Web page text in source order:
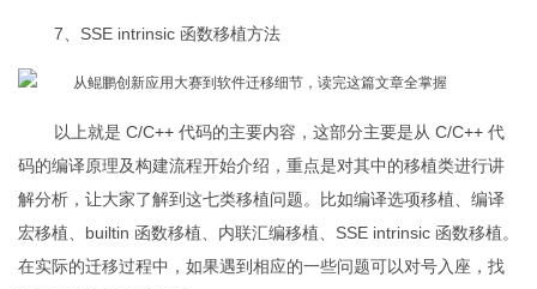
7、SSE intrinsic 函数移植方法
以上就是 C/C++ 代码的主要内容，这部分主要是从 C/C++ 代
码的编译原理及构建流程开始介绍，重点是对其中的移植类进行讲
解分析，让大家了解到这七类移植问题。比如编译选项移植、编译
宏移植、builtin 函数移植、内联汇编移植、SSE intrinsic 函数移植。
在实际的迁移过程中，如果遇到相应的一些问题可以对号入座，找